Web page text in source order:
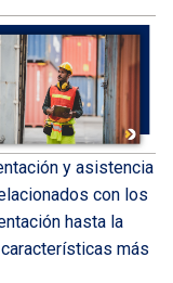
y asistencia
con los
hasta la
más